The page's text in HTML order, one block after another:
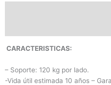
CARACTERISTICAS:
– Soporte: 120 kg por lado.
-Vida útil estimada 10 años –